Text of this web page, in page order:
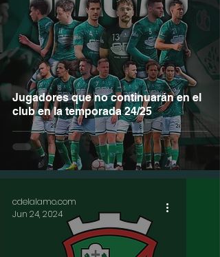
Jugadores que no continuarán en el
club en la temporada 24/25
cdelalamo.com
Jun 24, 2024